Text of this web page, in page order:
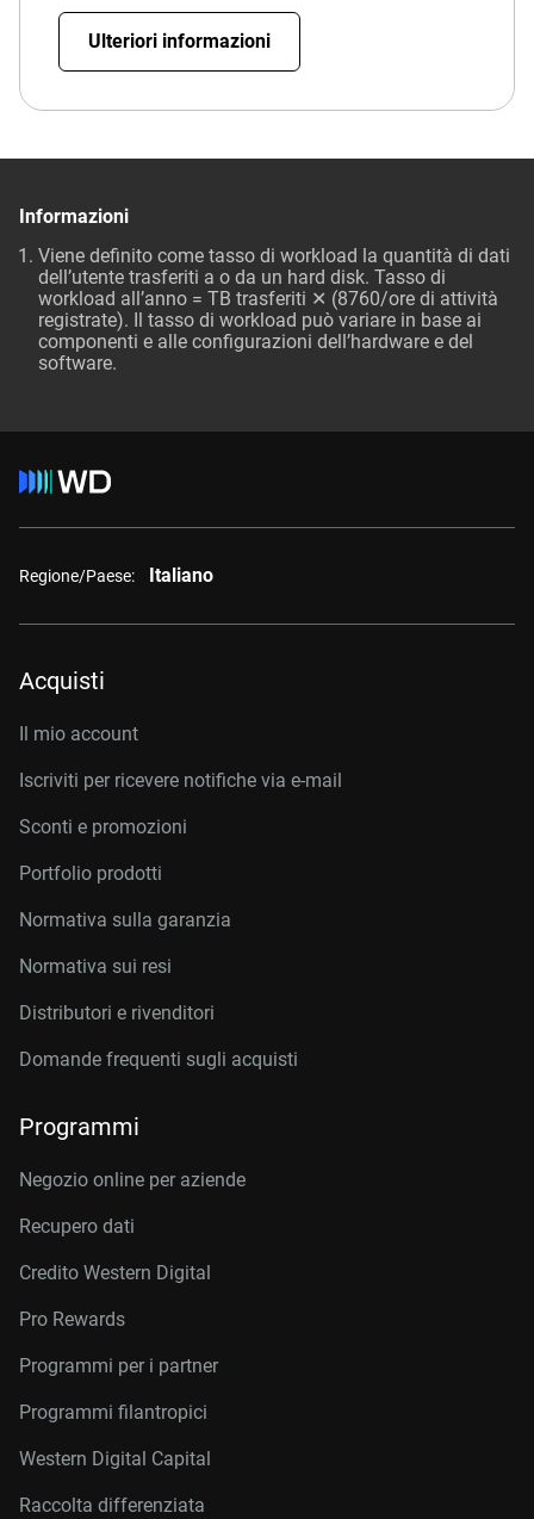
Ulteriori informazioni
Informazioni
Viene definito come tasso di workload la quantità di dati
dell’utente trasferiti a o da un hard disk. Tasso di
workload all’anno = TB trasferiti ✕ (8760/ore di attività
registrate). Il tasso di workload può variare in base ai
componenti e alle configurazioni dell’hardware e del
software.
Regione/Paese: Italiano
Acquisti
Il mio account
Iscriviti per ricevere notifiche via e-mail
Sconti e promozioni
Portfolio prodotti
Normativa sulla garanzia
Normativa sui resi
Distributori e rivenditori
Domande frequenti sugli acquisti
Programmi
Negozio online per aziende
Recupero dati
Credito Western Digital
Pro Rewards
Programmi per i partner
Programmi filantropici
Western Digital Capital
Raccolta differenziata